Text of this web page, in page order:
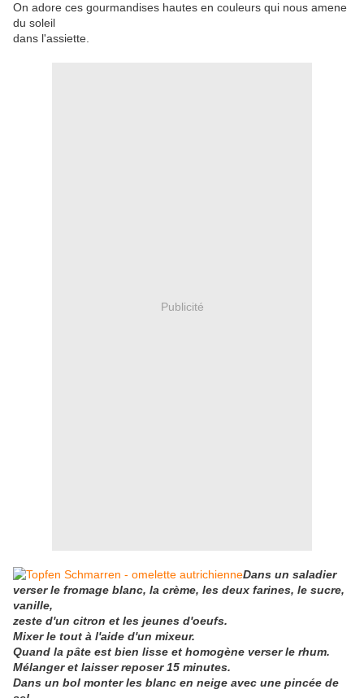
On adore ces gourmandises hautes en couleurs qui nous amene
du soleil
dans l'assiette.
Publicité
Dans un saladier
verser le fromage blanc, la crème, les deux farines, le sucre,
vanille,
zeste d'un citron et les jeunes d'oeufs.
Mixer le tout à l'aide d'un mixeur.
Quand la pâte est bien lisse et homogène verser le rhum.
Mélanger et laisser reposer 15 minutes.
Dans un bol monter les blanc en neige avec une pincée de